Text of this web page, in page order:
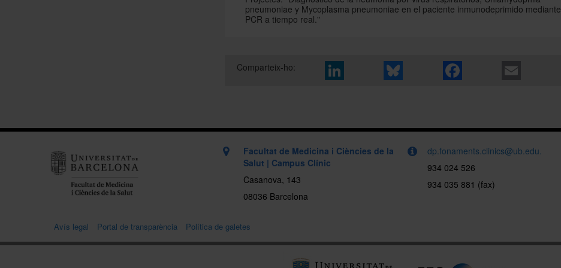
pneumoniae y Mycoplasma pneumoniae en el paciente inmunodeprimido mediante
PCR a tiempo real."
Comparteix-ho:
Facultat de Medicina i Ciències de la
Salut | Campus Clínic
Casanova, 143
08036 Barcelona
dp.fonaments.clinics@ub.edu.
934 024 526
934 035 881 (fax)
Avís legal Portal de transparència Política de galetes